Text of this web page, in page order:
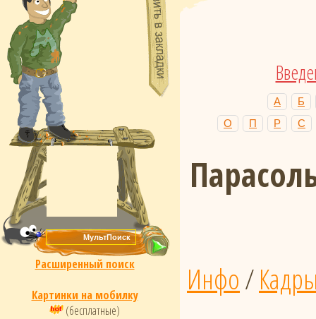
Расширенный поиск
Картинки на мобилку
(бесплатные)
А
Б
О
П Р С
Инфо/